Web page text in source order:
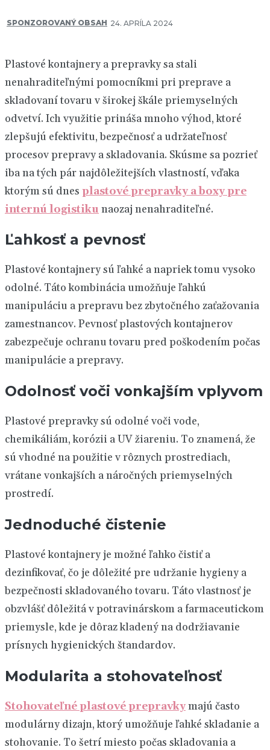
SPONZOROVANÝ OBSAH 24. APRÍLA 2024
Plastové kontajnery a prepravky sa stali
nenahraditeľnými pomocníkmi pri preprave a
skladovaní tovaru v širokej škále priemyselných
odvetví. Ich využitie prináša mnoho výhod, ktoré
zlepšujú efektivitu, bezpečnosť a udržateľnosť
procesov prepravy a skladovania. Skúsme sa pozrieť
iba na tých pár najdôležitejších vlastností, vďaka
ktorým sú dnes plastové prepravky a boxy pre
internú logistiku naozaj nenahraditeľné.
Ľahkosť a pevnosť
Plastové kontajnery sú ľahké a napriek tomu vysoko
odolné. Táto kombinácia umožňuje ľahkú
manipuláciu a prepravu bez zbytočného zaťažovania
zamestnancov. Pevnosť plastových kontajnerov
zabezpečuje ochranu tovaru pred poškodením počas
manipulácie a prepravy.
Odolnosť voči vonkajším vplyvom
Plastové prepravky sú odolné voči vode,
chemikáliám, korózii a UV žiareniu. To znamená, že
sú vhodné na použitie v rôznych prostrediach,
vrátane vonkajších a náročných priemyselných
prostredí.
Jednoduché čistenie
Plastové kontajnery je možné ľahko čistiť a
dezinfikovať, čo je dôležité pre udržanie hygieny a
bezpečnosti skladovaného tovaru. Táto vlastnosť je
obzvlášť dôležitá v potravinárskom a farmaceutickom
priemysle, kde je dôraz kladený na dodržiavanie
prísnych hygienických štandardov.
Modularita a stohovateľnosť
Stohovateľné plastové prepravkymajú často
modulárny dizajn, ktorý umožňuje ľahké skladanie a
stohovanie. To šetrí miesto počas skladovania a